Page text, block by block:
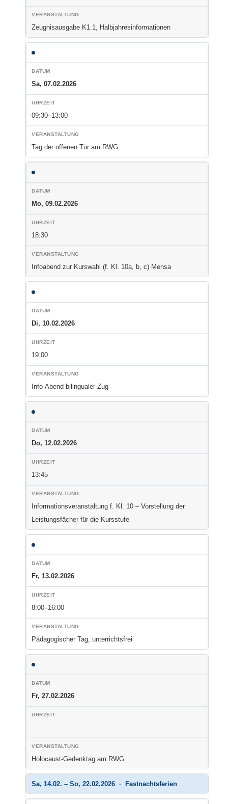
Zeugnisausgabe K1.1, Halbjahresinformationen
Sa, 07.02.2026
09:30–13:00
Tag der offenen Tür am RWG
Mo, 09.02.2026
18:30
Infoabend zur Kurswahl (f. Kl. 10a, b, c) Mensa
Di, 10.02.2026
19:00
Info-Abend bilingualer Zug
Do, 12.02.2026
13:45
Informationsveranstaltung f. Kl. 10 – Vorstellung der
Leistungsfächer für die Kursstufe
Fr, 13.02.2026
8:00–16:00
Pädagogischer Tag, unterrichtsfrei
Fr, 27.02.2026
Holocaust-Gedenktag am RWG
Sa, 14.02. – So, 22.02.2026 · Fastnachtsferien